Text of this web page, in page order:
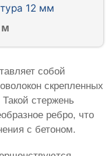
12 мм
м
собой
скрепленных
стержень
ребро, что
с бетоном.